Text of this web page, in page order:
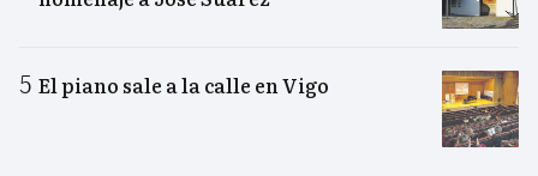
El piano sale a la calle en Vigo